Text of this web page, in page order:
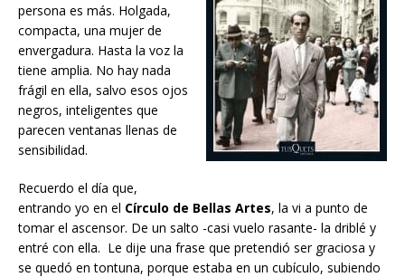
persona es más. Holgada,
compacta, una mujer de
envergadura. Hasta la voz la
tiene amplia. No hay nada
frágil en ella, salvo esos ojos
negros, inteligentes que
parecen ventanas llenas de
sensibilidad.
Recuerdo el día que,
entrando yo en el Círculo de Bellas Artes, la vi a punto de
tomar el ascensor. De un salto -casi vuelo rasante- la driblé y
entré con ella. Le dije una frase que pretendió ser graciosa y
se quedó en tontuna, porque estaba en un cubículo, subiendo